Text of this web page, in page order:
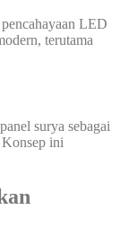
LED
terutama
surya sebagai
Konsep ini